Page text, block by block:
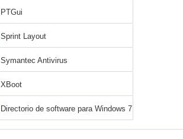
PTGui
Sprint Layout
Symantec Antivirus
XBoot
Directorio de software para Windows 7